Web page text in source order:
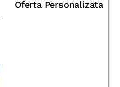
Oferta Personalizata